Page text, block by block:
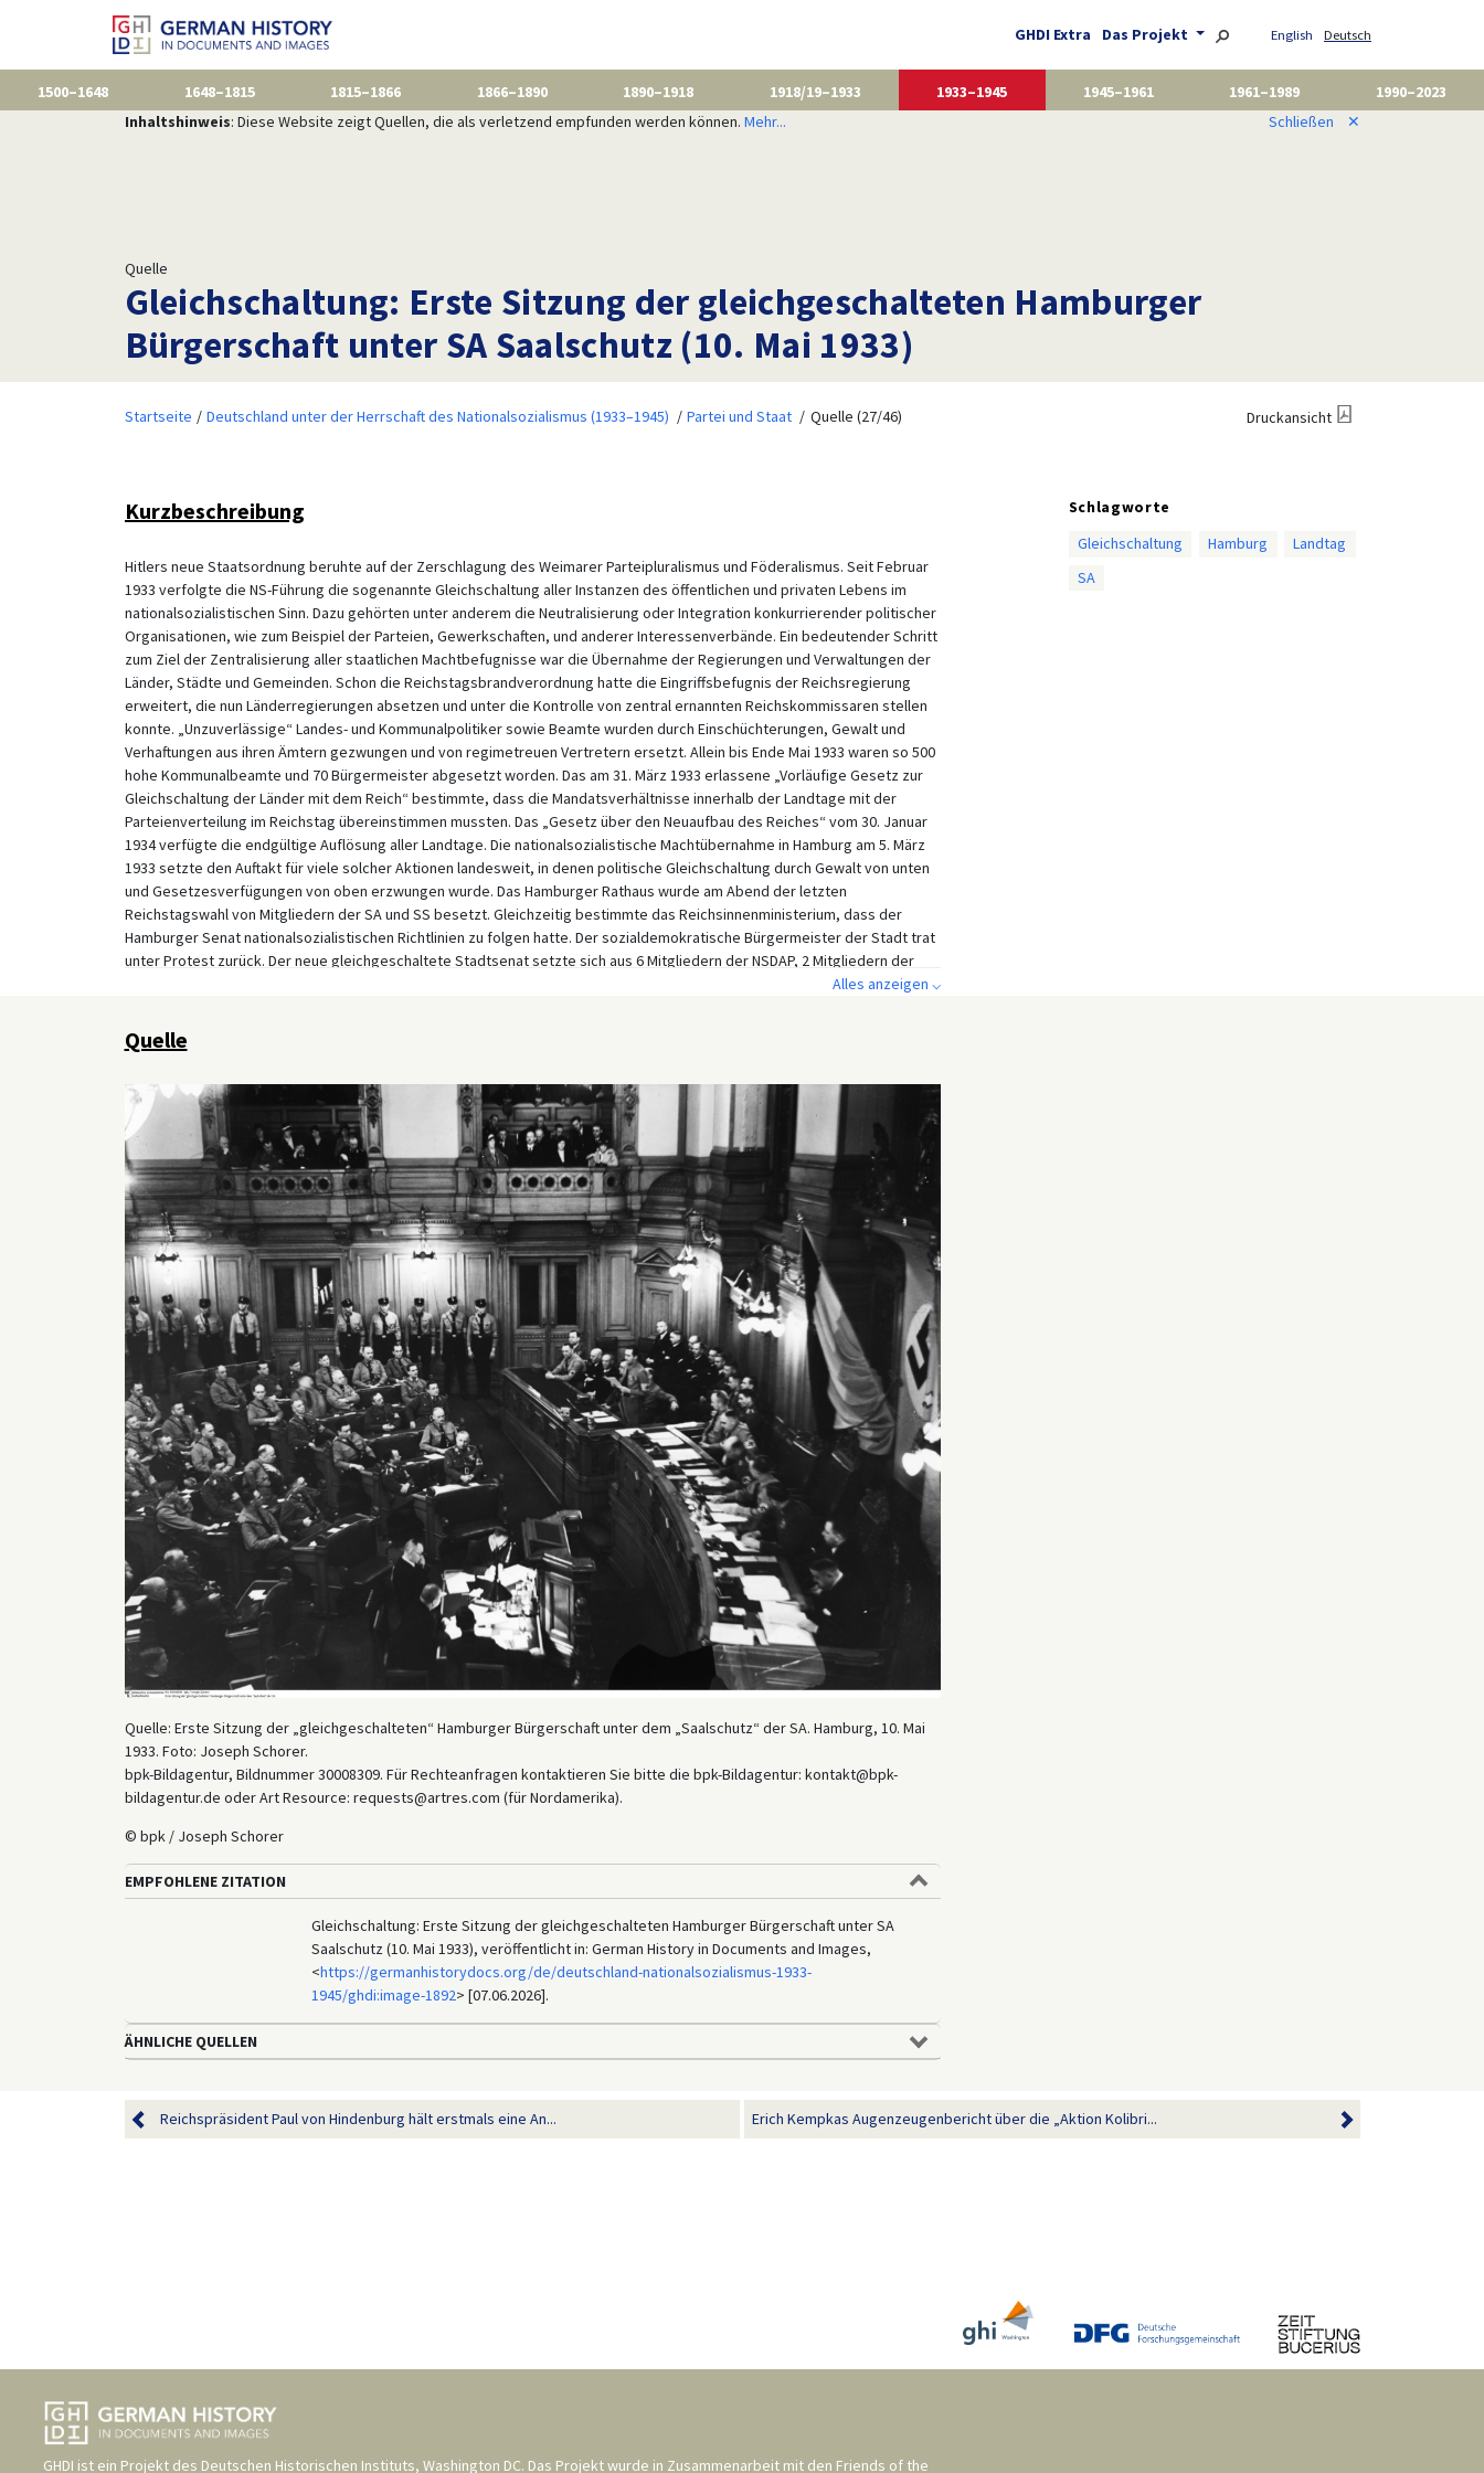
GHDI Extra Das Projekt English Deutsch
1500–1648 1648–1815 1815–1866 1866–1890 1890–1918 1918/19–1933 1933–1945 1945–1961 1961–1989
1990–2023
Inhaltshinweis: Diese Website zeigt Quellen, die als verletzend empfunden werden können. Mehr... Schließen ✕
Quelle
Gleichschaltung: Erste Sitzung der gleichgeschalteten Hamburger
Bürgerschaft unter SA Saalschutz (10. Mai 1933)
Startseite Deutschland unter der Herrschaft des Nationalsozialismus (1933–1945) Partei und Staat Quelle (27/46) Druckansicht
Kurzbeschreibung
Hitlers neue Staatsordnung beruhte auf der Zerschlagung des Weimarer Parteipluralismus und Föderalismus. Seit Februar
1933 verfolgte die NS-Führung die sogenannte Gleichschaltung aller Instanzen des öffentlichen und privaten Lebens im
nationalsozialistischen Sinn. Dazu gehörten unter anderem die Neutralisierung oder Integration konkurrierender politischer
Organisationen, wie zum Beispiel der Parteien, Gewerkschaften, und anderer Interessenverbände. Ein bedeutender Schritt
zum Ziel der Zentralisierung aller staatlichen Machtbefugnisse war die Übernahme der Regierungen und Verwaltungen der
Länder, Städte und Gemeinden. Schon die Reichstagsbrandverordnung hatte die Eingriffsbefugnis der Reichsregierung
erweitert, die nun Länderregierungen absetzen und unter die Kontrolle von zentral ernannten Reichskommissaren stellen
konnte. „Unzuverlässige“ Landes- und Kommunalpolitiker sowie Beamte wurden durch Einschüchterungen, Gewalt und
Verhaftungen aus ihren Ämtern gezwungen und von regimetreuen Vertretern ersetzt. Allein bis Ende Mai 1933 waren so 500
hohe Kommunalbeamte und 70 Bürgermeister abgesetzt worden. Das am 31. März 1933 erlassene „Vorläufige Gesetz zur
Gleichschaltung der Länder mit dem Reich“ bestimmte, dass die Mandatsverhältnisse innerhalb der Landtage mit der
Parteienverteilung im Reichstag übereinstimmen mussten. Das „Gesetz über den Neuaufbau des Reiches“ vom 30. Januar
1934 verfügte die endgültige Auflösung aller Landtage. Die nationalsozialistische Machtübernahme in Hamburg am 5. März
1933 setzte den Auftakt für viele solcher Aktionen landesweit, in denen politische Gleichschaltung durch Gewalt von unten
und Gesetzesverfügungen von oben erzwungen wurde. Das Hamburger Rathaus wurde am Abend der letzten
Reichstagswahl von Mitgliedern der SA und SS besetzt. Gleichzeitig bestimmte das Reichsinnenministerium, dass der
Hamburger Senat nationalsozialistischen Richtlinien zu folgen hatte. Der sozialdemokratische Bürgermeister der Stadt trat
unter Protest zurück. Der neue gleichgeschaltete Stadtsenat setzte sich aus 6 Mitgliedern der NSDAP, 2 Mitgliedern der
Alles anzeigen ⌵
Schlagworte
Gleichschaltung
Hamburg
Landtag
SA
Quelle
Quelle: Erste Sitzung der „gleichgeschalteten“ Hamburger Bürgerschaft unter dem „Saalschutz“ der SA. Hamburg, 10. Mai
1933. Foto: Joseph Schorer.
bpk-Bildagentur, Bildnummer 30008309. Für Rechteanfragen kontaktieren Sie bitte die bpk-Bildagentur: kontakt@bpk-
bildagentur.de oder Art Resource: requests@artres.com (für Nordamerika).
© bpk / Joseph Schorer
EMPFOHLENE ZITATION
Gleichschaltung: Erste Sitzung der gleichgeschalteten Hamburger Bürgerschaft unter SA
Saalschutz (10. Mai 1933), veröffentlicht in: German History in Documents and Images,
<https://germanhistorydocs.org/de/deutschland-nationalsozialismus-1933-
1945/ghdi:image-1892> [07.06.2026].
ÄHNLICHE QUELLEN
Reichspräsident Paul von Hindenburg hält erstmals eine An... Erich Kempkas Augenzeugenbericht über die „Aktion Kolibri...
GHDI ist ein Projekt des Deutschen Historischen Instituts, Washington DC. Das Projekt wurde in Zusammenarbeit mit den Friends of the